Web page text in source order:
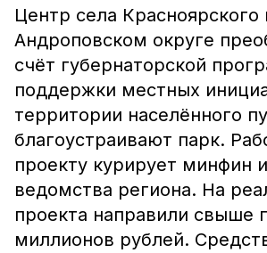
Центр села Красноярского
Андроповском округе
счёт губернаторской
поддержки местных
территории населённого
благоустраивают парк.
проекту курирует минфин
ведомства региона. На
проекта направили свыше
миллионов рублей.